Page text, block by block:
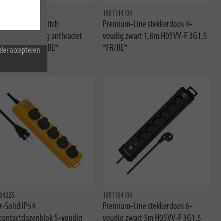
accepteren
Line Comfort Switch
6 voudig anthraciet
F 3G1,5 *BE*
1951144100
Premium-Line stekkerdoos 4-
voudig zwart 1,8m H05VV-F 3G1,5
*FR/BE*
Solid IP54
5-voudig
1951164100
Premium-Line stekkerdoos 6-
voudig zwart 3m H05VV-F 3G1,5